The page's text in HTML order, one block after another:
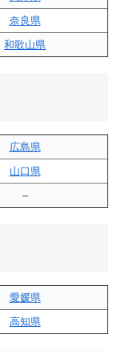
奈良県
和歌山県
広島県
山口県
–
愛媛県
高知県